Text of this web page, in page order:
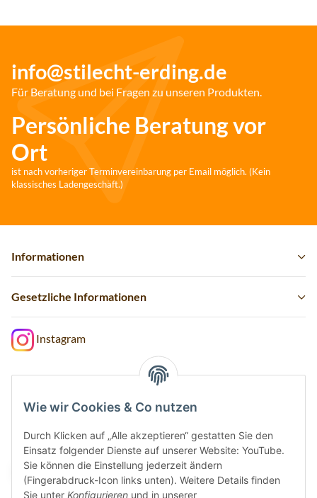
Wie wir Cookies & Co nutzen
Durch Klicken auf „Alle akzeptieren“ gestatten Sie den
Einsatz folgender Dienste auf unserer Website: YouTube.
Sie können die Einstellung jederzeit ändern
(Fingerabdruck-Icon links unten). Weitere Details finden
Sie unter Konfigurieren und in unserer
info@stilecht-erding.de
Für Beratung und bei Fragen zu unseren Produkten.
Persönliche Beratung vor
Ort
ist nach vorheriger Terminvereinbarung per Email möglich. (Kein
klassisches Ladengeschäft.)
Informationen
Gesetzliche Informationen
Instagram
Vertrag widerrufen
Sicher bezahlen via: